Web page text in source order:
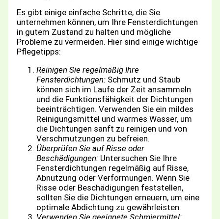
Es gibt einige einfache Schritte, die Sie
unternehmen können, um Ihre Fensterdichtungen
in gutem Zustand zu halten und mögliche
Probleme zu vermeiden. Hier sind einige wichtige
Pflegetipps:
Reinigen Sie regelmäßig Ihre
Fensterdichtungen: Schmutz und Staub
können sich im Laufe der Zeit ansammeln
und die Funktionsfähigkeit der Dichtungen
beeinträchtigen. Verwenden Sie ein mildes
Reinigungsmittel und warmes Wasser, um
die Dichtungen sanft zu reinigen und von
Verschmutzungen zu befreien.
Überprüfen Sie auf Risse oder
Beschädigungen: Untersuchen Sie Ihre
Fensterdichtungen regelmäßig auf Risse,
Abnutzung oder Verformungen. Wenn Sie
Risse oder Beschädigungen feststellen,
sollten Sie die Dichtungen erneuern, um eine
optimale Abdichtung zu gewährleisten.